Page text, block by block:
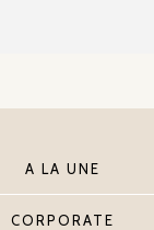
A LA UNE
CORPORATE